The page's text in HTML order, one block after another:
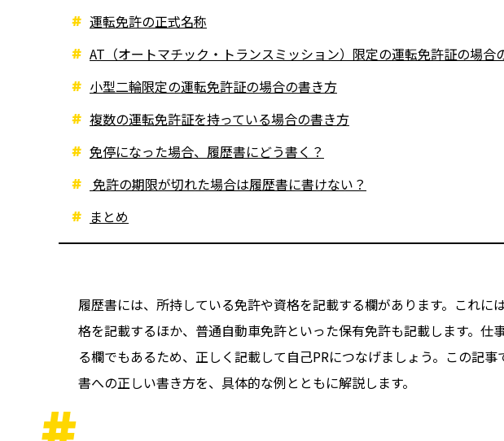
運転免許の正式名称
AT（オートマチック・トランスミッション）限定の運転免許証の場合
小型二輪限定の運転免許証の場合の書き方
複数の運転免許証を持っている場合の書き方
免停になった場合、履歴書にどう書く？
免許の期限が切れた場合は履歴書に書けない？
まとめ
履歴書には、所持している免許や資格を記載する欄があります。これに
格を記載するほか、普通自動車免許といった保有免許も記載します。仕
る欄でもあるため、正しく記載して自己PRにつなげましょう。この記
書への正しい書き方を、具体的な例とともに解説します。